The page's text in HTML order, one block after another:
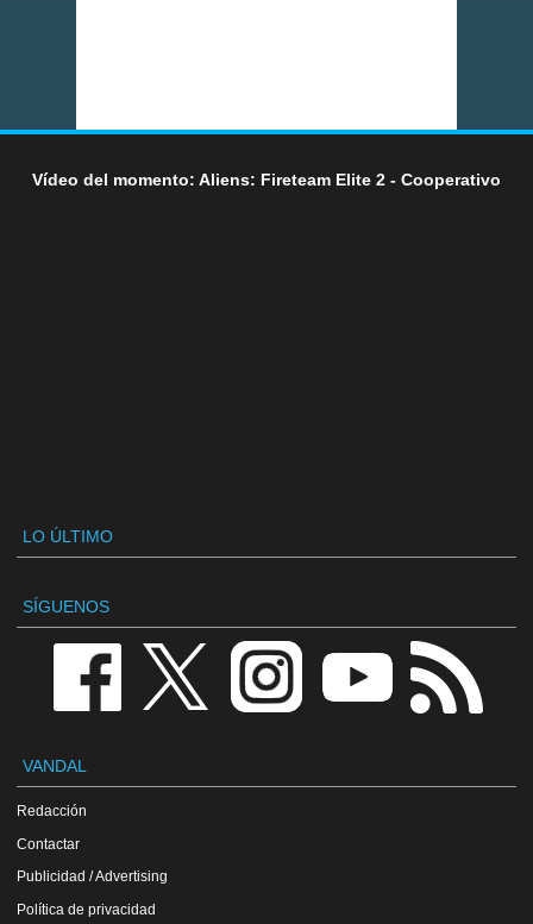
Vídeo del momento: Aliens: Fireteam Elite 2 - Cooperativo
LO ÚLTIMO
SÍGUENOS
VANDAL
Redacción
Contactar
Publicidad / Advertising
Política de privacidad